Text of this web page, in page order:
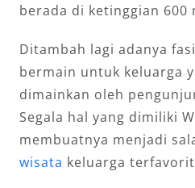
berada di ketinggian 600
Ditambah lagi adanya
bermain untuk keluarga
dimainkan oleh
Segala hal yang dimiliki
membuatnya menjadi
wisata keluarga